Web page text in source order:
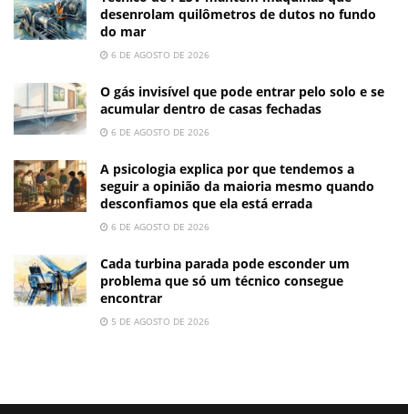
desenrolam quilômetros de dutos no fundo
do mar
6 DE AGOSTO DE 2026
O gás invisível que pode entrar pelo solo e se
acumular dentro de casas fechadas
6 DE AGOSTO DE 2026
A psicologia explica por que tendemos a
seguir a opinião da maioria mesmo quando
desconfiamos que ela está errada
6 DE AGOSTO DE 2026
Cada turbina parada pode esconder um
problema que só um técnico consegue
encontrar
5 DE AGOSTO DE 2026